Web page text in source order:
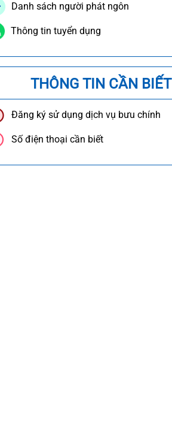
Danh sách người phát ngôn
Thông tin tuyển dụng
THÔNG TIN CẦN BIẾT
Đăng ký sử dụng dịch vụ bưu chính
Số điện thoại cần biết